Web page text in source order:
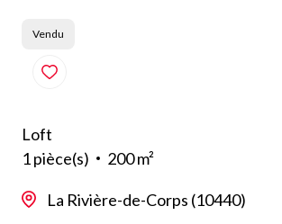
Vendu
Loft
1 pièce(s)
200 m²
La Rivière-de-Corps (10440)